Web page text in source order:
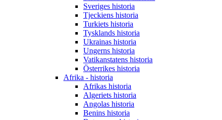
Sveriges historia
Tjeckiens historia
Turkiets historia
Tysklands historia
Ukrainas historia
Ungerns historia
Vatikanstatens historia
Österrikes historia
Afrika - historia
Afrikas historia
Algeriets historia
Angolas historia
Benins historia